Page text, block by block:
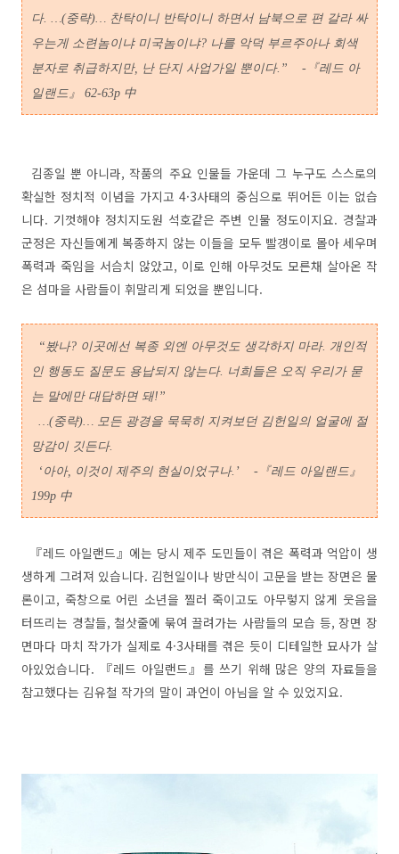
다. …(중략)
찬탁이니 반탁이니 하면서 남북으로 편 갈라 싸
우는게 소련놈이냐 미국놈이냐? 나를 악덕 부르주아나 회색
분자로 취급하지만, 난 단지 사업가일 뿐이다. ”
-『레드 아
일랜드』
62-63p 中
김종일 뿐 아니라, 작품의 주요 인물들 가운데 그 누구도 스스로의
확실한 정치적 이념을 가지고 4·3사태의 중심으로 뛰어든 이는 없습
니다. 기껏해야 정치지도원 석호같은 주변 인물 정도이지요. 경찰과
군정은 자신들에게 복종하지 않는 이들을 모두 빨갱이로 몰아 세우며
폭력과 죽임을 서슴치 않았고, 이로 인해 아무것도 모른채 살아온 작
은 섬마을 사람들이 휘말리게 되었을 뿐입니다.
“봤나? 이곳에선 복종 외엔 아무것도 생각하지 마라. 개인적
인 행동도 질문도 용납되지 않는다. 너희들은 오직 우리가 묻
는 말에만 대답하면 돼!”
…(중략)… 모든 광경을 묵묵히 지켜보던 김헌일의 얼굴에 절
망감이 깃든다.
‘아아, 이것이 제주의 현실이었구나.’ -『레드 아일랜드』
199p 中
『레드 아일랜드』에는 당시 제주 도민들이 겪은 폭력과 억압이 생
생하게 그려져 있습니다. 김헌일이나 방만식이 고문을 받는 장면은 물
론이고, 죽창으로 어린 소년을 찔러 죽이고도 아무렇지 않게 웃음을
터뜨리는 경찰들, 철삿줄에 묶여 끌려가는 사람들의 모습 등, 장면 장
면마다 마치 작가가 실제로 4·3사태를 겪은 듯이 디테일한 묘사가 살
아있었습니다. 『레드 아일랜드』를 쓰기 위해 많은 양의 자료들을
참고했다는 김유철 작가의 말이 과언이 아님을 알 수 있었지요.